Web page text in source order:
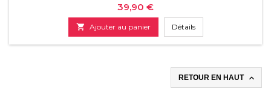
Prix
39,90 €
 Ajouter au panier Détails
RETOUR EN HAUT 